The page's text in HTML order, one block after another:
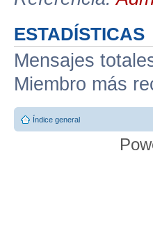
ESTADÍSTICAS
Mensajes
Miembro más
Índice general